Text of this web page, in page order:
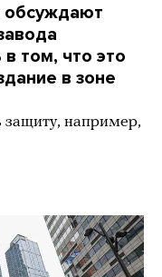
обсуждают
том, что это
в зоне
защиту, например,